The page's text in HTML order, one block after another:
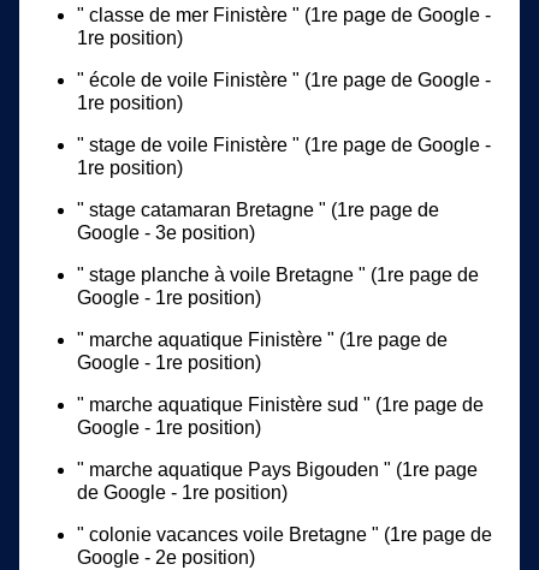
" classe de mer Finistère " (1re page de Google -
1re position)
" école de voile Finistère " (1re page de Google -
1re position)
" stage de voile Finistère " (1re page de Google -
1re position)
" stage catamaran Bretagne " (1re page de
Google - 3e position)
" stage planche à voile Bretagne " (1re page de
Google - 1re position)
" marche aquatique Finistère " (1re page de
Google - 1re position)
" marche aquatique Finistère sud " (1re page de
Google - 1re position)
" marche aquatique Pays Bigouden " (1re page
de Google - 1re position)
" colonie vacances voile Bretagne " (1re page de
Google - 2e position)